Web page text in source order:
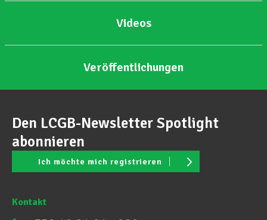
Berufliche Weiterentwicklung
Aktuell
Videos
Veröffentlichungen
Den LCGB-Newsletter Spotlight
abonnieren
Ich möchte mich registrieren
Kontakt